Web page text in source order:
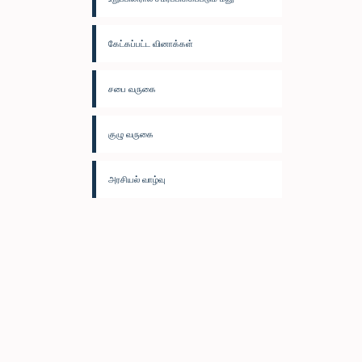
கேட்கப்பட்ட வினாக்கள்
சபை வருகை
குழு வருகை
அரசியல் வாழ்வு